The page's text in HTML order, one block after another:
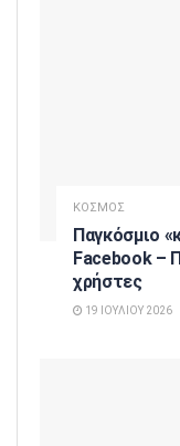
ΚΟΣΜΟΣ
Παγκόσμιο
Facebook –
χρήστες
19 ΙΟΥΛΊΟΥ 2026